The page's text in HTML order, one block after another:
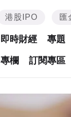
港股IPO 匯
即時財經 專題
專欄 訂閱專區